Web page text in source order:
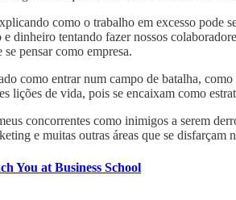
como o trabalho em excesso pode
dinheiro tentando fazer nossos
pensar como empresa.
como entrar num campo de batalha,
lições de vida, pois se encaixam como
concorrentes como inimigos a serem
e muitas outras áreas que se
You at Business School